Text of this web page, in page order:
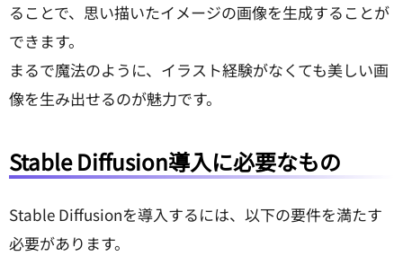
ることで、思い描いたイメージの画像を生成することが
できます。
まるで魔法のように、イラスト経験がなくても美しい画
像を生み出せるのが魅力です。
Stable Diffusion導入に必要なもの
Stable Diffusionを導入するには、以下の要件を満たす
必要があります。